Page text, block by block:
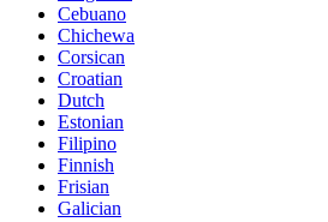
Cebuano
Chichewa
Corsican
Croatian
Dutch
Estonian
Filipino
Finnish
Frisian
Galician